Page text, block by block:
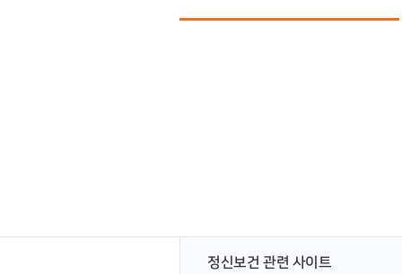
정신보건 관련 사이트